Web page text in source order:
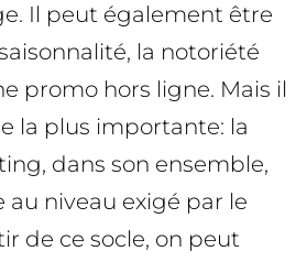
Il peut également être
la notoriété
promo hors ligne. Mais il
la plus importante: la
dans son ensemble,
niveau exigé par le
de ce socle, on peut